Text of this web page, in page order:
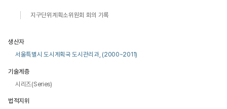
지구단위계획소위원회 회의 기록
생산자
서울특별시 도시계획국 도시관리과, (2000~2011)
기술계층
시리즈(Series)
법적지위